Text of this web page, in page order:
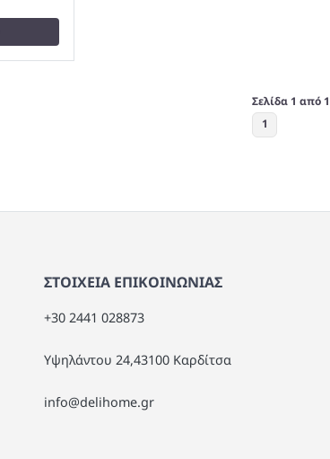
Σελίδα 1 από 1
1
ΣΤΟΙΧΕΙΑ ΕΠΙΚΟΙΝΩΝΙΑΣ
+30 2441 028873
Υψηλάντου 24,43100 Καρδίτσα
info@delihome.gr